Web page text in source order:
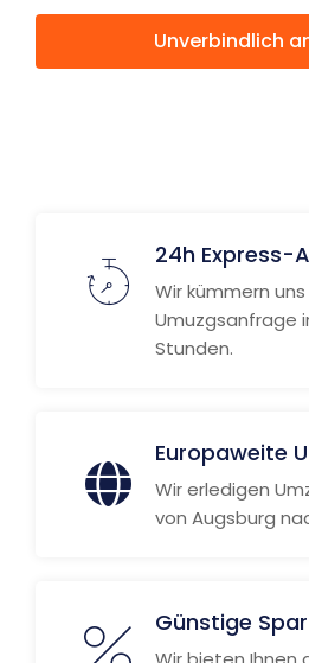
Unverbindlich
24h Express-
Wir kümmern
Umuzgsanfrage
Stunden.
Europaweite
Wir erledigen
von Augsburg
Günstige